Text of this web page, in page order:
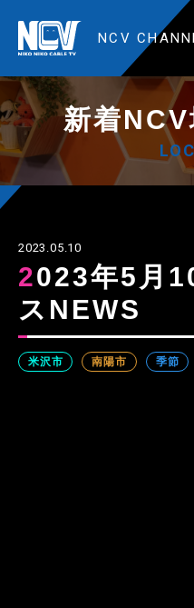
NCV
新着
2023.05.10
2023年5月10日Nトピ＋プラ
スNEWS
米沢市 南陽市 季節